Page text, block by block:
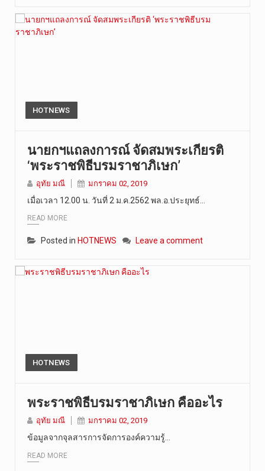
HOTNEWS
นายกฯแถลงการณ์ จัดสมพระเกียรติ
‘พระราชพิธีบรมราชาภิเษก’
อุทัย มณี มกราคม 02, 2019
เมื่อเวลา 12.00 น. วันที่ 2 ม.ค.2562 พล.อ.ประยุทธ์…
READ MORE
Posted in HOTNEWS Leave a comment
HOTNEWS
พระราชพิธีบรมราชาภิเษก คืออะไร
อุทัย มณี มกราคม 02, 2019
ข้อมูลจากจุลสารการจัดการองค์ความรู้…
READ MORE